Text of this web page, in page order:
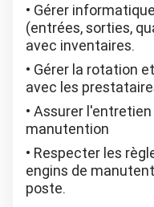
Gérer
(entrées, sorties,
avec inventaires.
Gérer la rotation
avec les
Assurer
manutention
Respecter les
engins de
poste.